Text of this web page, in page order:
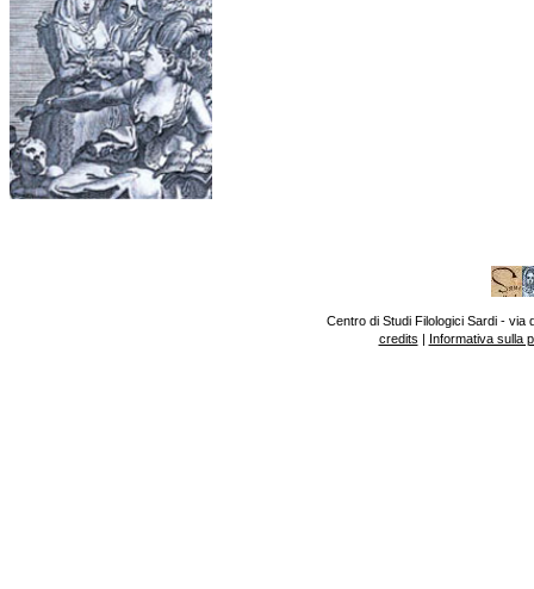
Centro di Studi Filologici Sardi - via
credits | Informativa sulla